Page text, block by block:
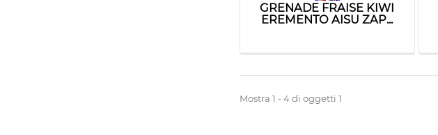
GRENADE FRAISE KIWI
EREMENTO AISU ZAP...
Mostra 1 - 4 di oggetti 1